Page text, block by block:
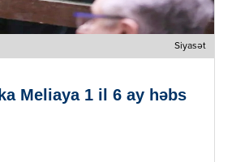
Siyasət
Meliaya 1 il 6 ay həbs